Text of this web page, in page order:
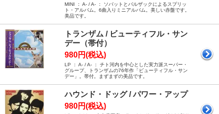
MINI ： A- / A- ： ソバットとバルザックによるスプリッ
ト・アルバム。6曲入りミニアルバム。美しい赤盤です。
美品です。
トランザム / ビューティフル・サン
デー（帯付）
980円(税込)
LP ： A- / A- ： チト河内を中心とした実力派スーパー・
グループ、トランザムの76年作「ビューティフル・サン
デー」。帯付。まずまずの美品です。
ハウンド・ドッグ / パワー・アップ
980円(税込)